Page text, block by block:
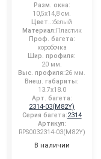
Разм. окна:
10,5x14,8 см.
Цвет..:белый
Материал:Пластик
Проф. багета:
коробочка
Шир. профиля:
20 мм.
Выс. профиля:26 мм.
Внеш. габариты:
13.7x18.0
Арт. багета:
2314-03(M82Y)
Серия багета:2314
Артикул:
RPS0032314-03(M82Y)
В наличии